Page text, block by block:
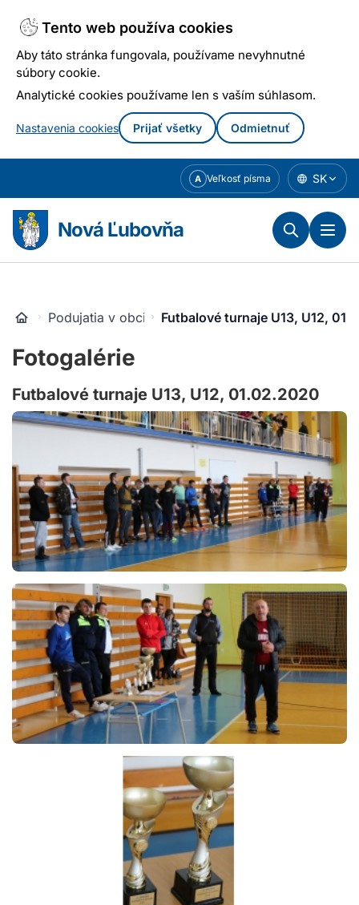
Tento web používa cookies
Aby táto stránka fungovala, používame nevyhnutné
súbory cookie.
Analytické cookies používame len s vaším súhlasom.
Nastavenia cookies Prijať všetky Odmietnuť
obsahu
A Veľkosť písma SK
Nová Ľubovňa
Podujatia v obci Futbalové turnaje U13, U12,
Fotogalérie
Futbalové turnaje U13, U12, 01.02.2020